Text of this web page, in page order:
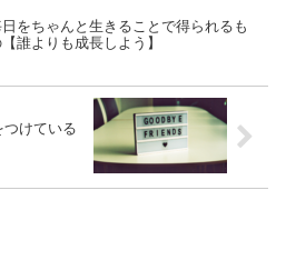
をちゃんと生きることで得られるも
誰よりも成長しよう】
つけている